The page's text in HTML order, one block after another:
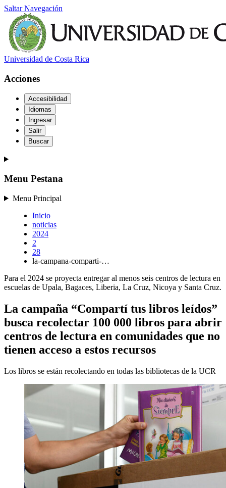
Saltar Navegación
Universidad de Costa Rica
Acciones
Accesibilidad
Idiomas
Ingresar
Salir
Buscar
Menu Pestana
Menu Principal
Inicio
noticias
2024
2
28
la-campana-comparti-…
Para el 2024 se proyecta entregar al menos seis centros de lectura en
escuelas de Upala, Bagaces, Liberia, La Cruz, Nicoya y Santa Cruz.
La campaña “Compartí tus libros leídos”
busca recolectar 100 000 libros para abrir
centros de lectura en comunidades que no
tienen acceso a estos recursos
Los libros se están recolectando en todas las bibliotecas de la UCR